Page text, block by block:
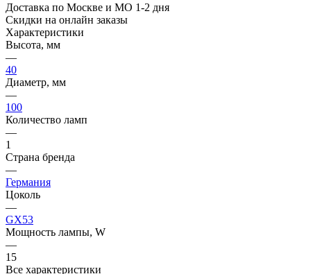
Доставка по Москве и МО 1-2 дня
Скидки на онлайн заказы
Характеристики
Высота, мм
—
40
Диаметр, мм
—
100
Количество ламп
—
1
Страна бренда
—
Германия
Цоколь
—
GX53
Мощность лампы, W
—
15
Все характеристики